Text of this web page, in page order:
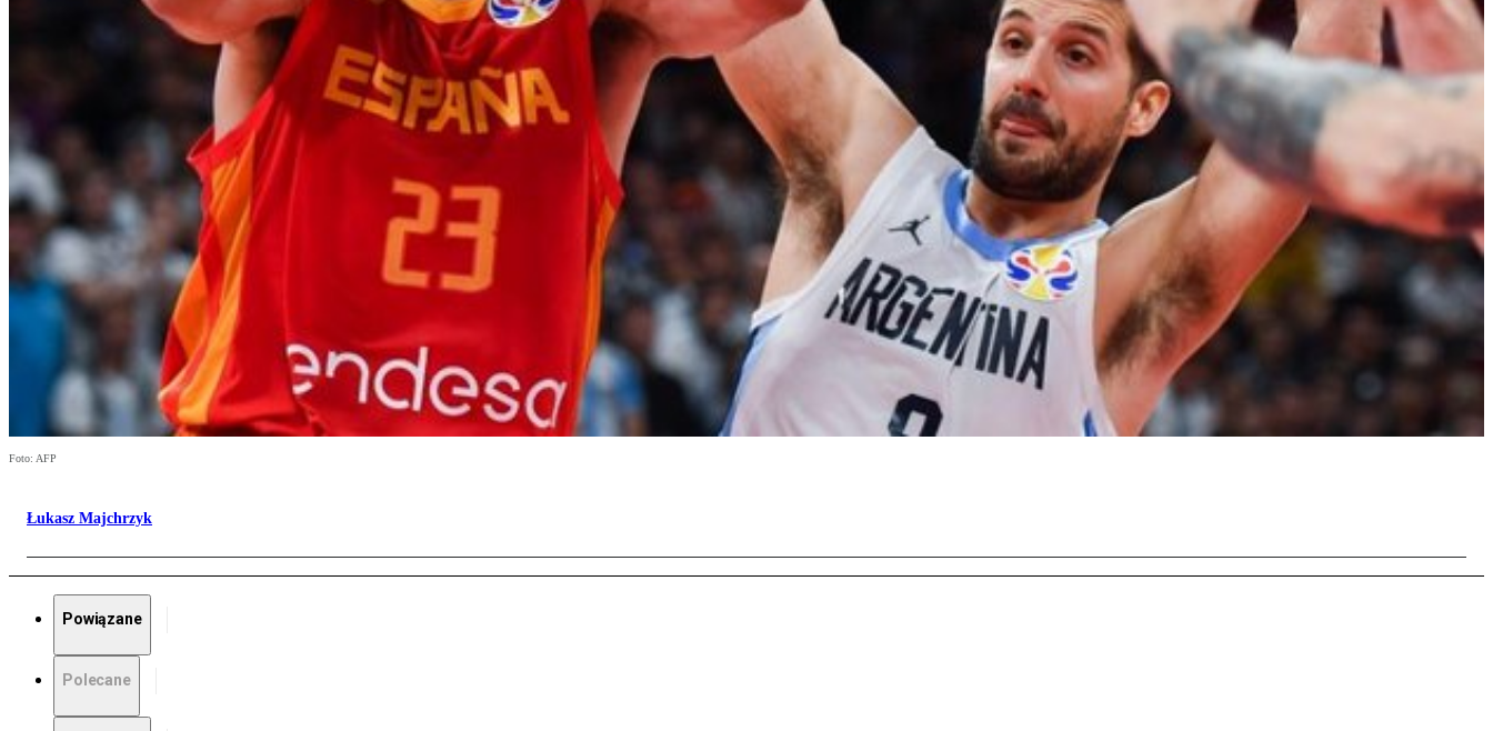
Foto: AFP
Łukasz Majchrzyk
Powiązane
Polecane